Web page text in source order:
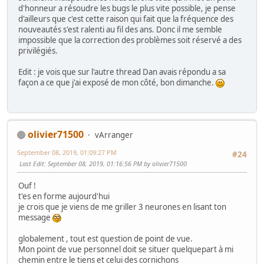
d'honneur a résoudre les bugs le plus vite possible, je pense
d'ailleurs que c'est cette raison qui fait que la fréquence des
nouveautés s'est ralenti au fil des ans. Donc il me semble
impossible que la correction des problèmes soit réservé a des
privilégiés.
Edit : je vois que sur l'autre thread Dan avais répondu a sa
façon a ce que j'ai exposé de mon côté, bon dimanche.
olivier71500
vArranger
#24
September 08, 2019, 01:09:27 PM
Last Edit: September 08, 2019, 01:16:56 PM by olivier71500
Ouf !
t'es en forme aujourd'hui
je crois que je viens de me griller 3 neurones en lisant ton
message
globalement , tout est question de point de vue.
Mon point de vue personnel doit se situer quelquepart à mi
chemin entre le tiens et celui des cornichons